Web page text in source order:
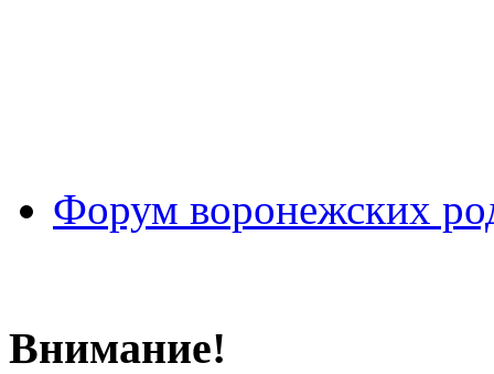
Форум воронежских
Внимание!